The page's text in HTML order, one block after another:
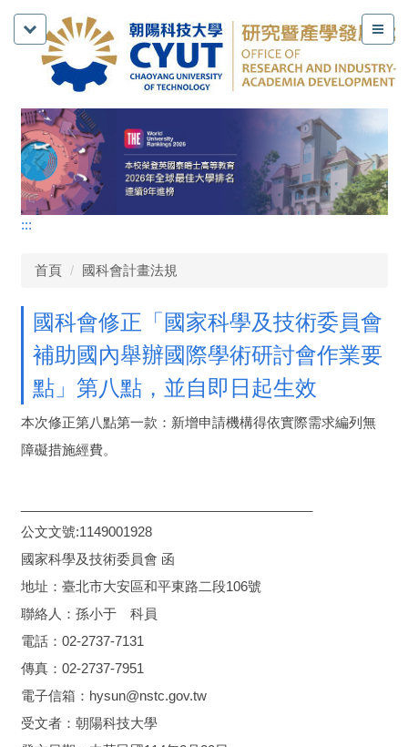
:::
首頁 國科會計畫法規
國科會修正「國家科學及技術委員會
補助國內舉辦國際學術研討會作業要
點」第八點，並自即日起生效
本次修正第八點第一款：新增申請機構得依實際需求編列無
障礙措施經費。
公文文號:1149001928
國家科學及技術委員會 函
地址：臺北市大安區和平東路二段106號
聯絡人：孫小于 科員
電話：02-2737-7131
傳真：02-2737-7951
電子信箱：hysun@nstc.gov.tw
受文者：朝陽科技大學